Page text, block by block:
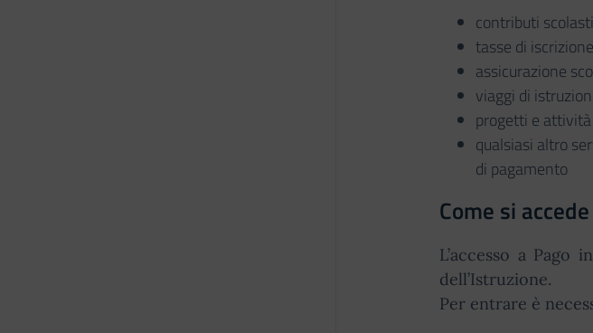
contributi
tasse di
assicurazione
viaggi di
progetti e
qualsiasi altro
di pagamento
Come si
L’accesso a
dell’Istruzione.
Per entrare è